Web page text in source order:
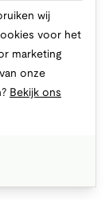
wij
voor het
marketing
onze
Bekijk ons